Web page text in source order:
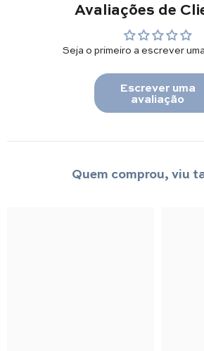
Avaliações de
Seja o primeiro a escrever
Escrever uma
avaliação
Quem comprou, viu